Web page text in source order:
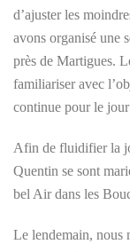
d’ajuster les
avons organisé une
près de Martigues.
familiariser avec
continue pour le
Afin de fluidifier la
Quentin se sont
bel Air dans les
Le lendemain, nous